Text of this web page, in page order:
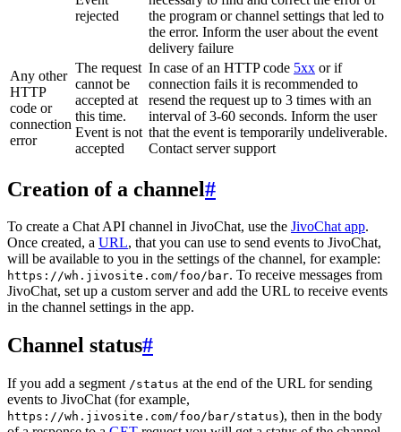
rejected
the program or channel settings that led to
the error. Inform the user about the event
delivery failure
Any other
HTTP
code or
connection
error
The request
cannot be
accepted at
this time.
Event is not
accepted
In case of an HTTP code 5xx or if
connection fails it is recommended to
resend the request up to 3 times with an
interval of 3-60 seconds. Inform the user
that the event is temporarily undeliverable.
Contact server support
Creation of a channel#
To create a Chat API channel in JivoChat, use the JivoChat app.
Once created, a URL, that you can use to send events to JivoChat,
will be available to you in the settings of the channel, for example:
https://wh.jivosite.com/foo/bar. To receive messages from
JivoChat, set up a custom server and add the URL to receive events
in the channel settings in the app.
Channel status#
If you add a segment /status at the end of the URL for sending
events to JivoChat (for example,
https://wh.jivosite.com/foo/bar/status), then in the body